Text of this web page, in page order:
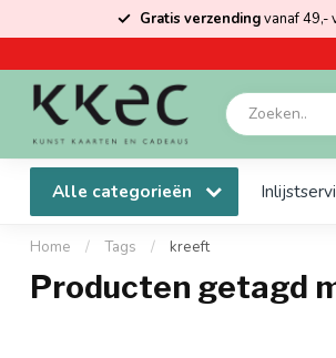
Gratis verzendingvanaf 49,-
Alle categorieën
Home / Tags / kreeft
Producten getagd